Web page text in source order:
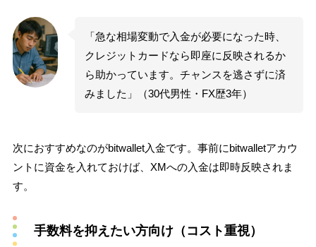
「急な相場変動で入金が必要になった時、
クレジットカードなら即座に反映されるか
ら助かっています。チャンスを逃さずに済
みました」（30代男性・FX歴3年）
次におすすめなのがbitwallet入金です。事前にbitwalletアカウ
ントに資金を入れておけば、XMへの入金は即時反映されま
す。
手数料を抑えたい方向け（コスト重視）